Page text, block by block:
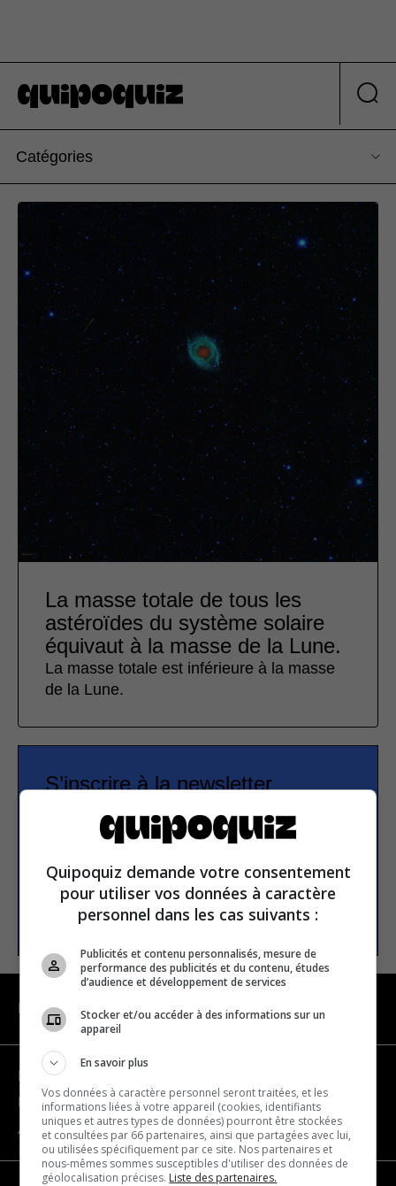
Catégories
La masse totale de tous les
astéroïdes du système solaire
équivaut à la masse de la Lune.
La masse totale est inférieure à la masse
de la Lune.
S’inscrire à la newsletter
E-mail
S’INSCRIRE
NAVIGATION
Devenir partenaire
Nous joindre
À propos
Quipoquiz demande votre consentement
pour utiliser vos données à caractère
personnel dans les cas suivants :
Publicités et contenu personnalisés, mesure de
performance des publicités et du contenu, études
d’audience et développement de services
Stocker et/ou accéder à des informations sur un
appareil
En savoir plus
Vos données à caractère personnel seront traitées, et les
informations liées à votre appareil (cookies, identifiants
uniques et autres types de données) pourront être stockées
et consultées par 66 partenaires, ainsi que partagées avec lui,
ou utilisées spécifiquement par ce site. Nos partenaires et
nous-mêmes sommes susceptibles d'utiliser des données de
géolocalisation précises. Liste des partenaires.